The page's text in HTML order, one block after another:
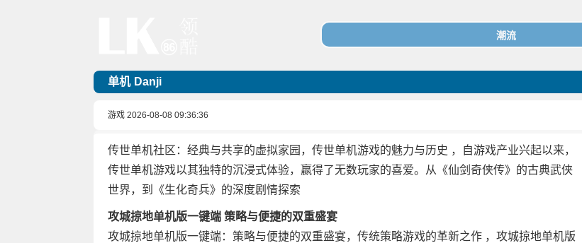
单机 Danji
游戏 2026-08-08 09:36:36
传世单机社区：经典与共享的虚拟家园，传世单机游戏的魅力与历史 ，自游戏产业兴起以来，
传世单机游戏以其独特的沉浸式体验，赢得了无数玩家的喜爱。从《仙剑奇侠传》的古典武侠
世界，到《生化奇兵》的深度剧情探索
攻城掠地单机版一键端 策略与便捷的双重盛宴
攻城掠地单机版一键端：策略与便捷的双重盛宴，传统策略游戏的革新之作 ，攻城掠地单机版